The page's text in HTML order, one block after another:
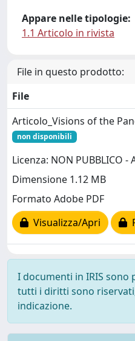
Appare nelle tipologie:
1.1 Articolo in rivista
File in questo prodotto:
File
Articolo_Visions of the
non disponibili
Licenza: NON PUBBLICO
Dimensione 1.12 MB
Formato Adobe PDF
Visualizza/Apri
I documenti in IRIS
tutti i diritti sono
indicazione.